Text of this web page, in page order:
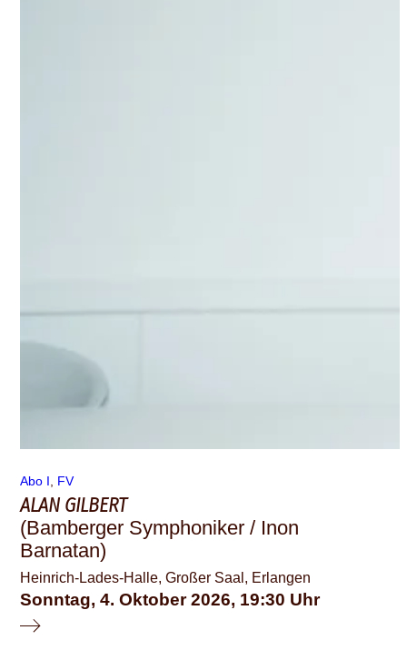
Abo I, FV
ALAN GILBERT
(Bamberger Symphoniker / Inon
Barnatan)
Heinrich-Lades-Halle, Großer Saal, Erlangen
Sonntag, 4. Oktober 2026 19:30